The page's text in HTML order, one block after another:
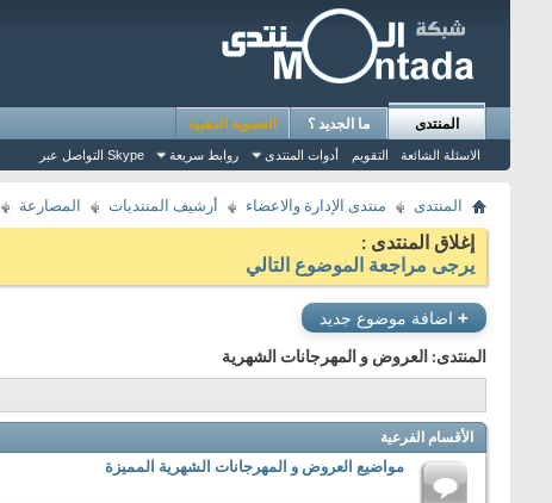
المنتدى
الاسئلة الشائعة التقويم أدوات المنتدى روابط سريعة التواصل عبر Skype
ما الجديد ؟ العضوية الذهبية
المنتدى منتدى الإدارة والاعضاء أرشيف المنتديات المصارعة
إغلاق المنتدى :
يرجى مراجعة الموضوع التالي
+ اضافة موضوع جديد
المنتدى: العروض و المهرجانات الشهرية
الأقسام الفرعية
مواضيع العروض و المهرجانات الشهرية المميزة